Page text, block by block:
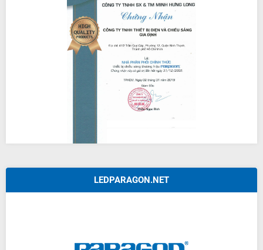
LEDPARAGON.NET